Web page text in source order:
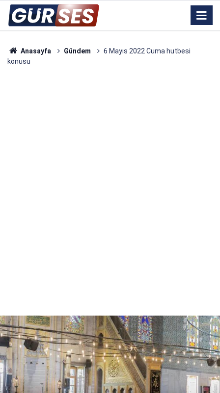
Anasayfa Gündem
6 Mayıs 2022 Cuma hutbesi
konusu